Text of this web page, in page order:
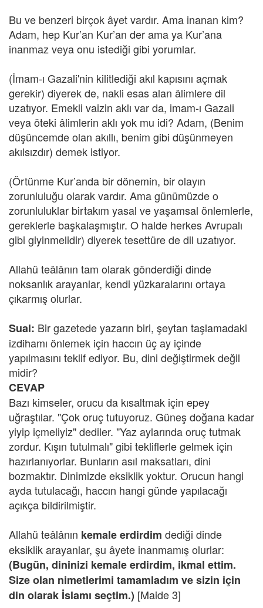
Bu ve benzeri birçok âyet vardır. Ama inanan kim?
Adam, hep Kur’an Kur’an der ama ya Kur’ana
inanmaz veya onu istediği gibi yorumlar.
(İmam-ı Gazali'nin kilitlediği akıl kapısını açmak
gerekir) diyerek de, nakli esas alan âlimlere dil
uzatıyor. Emekli vaizin aklı var da, imam-ı Gazali
veya öteki âlimlerin aklı yok mu idi? Adam, (Benim
düşüncemde olan akıllı, benim gibi düşünmeyen
akılsızdır) demek istiyor.
(Örtünme Kur’anda bir dönemin, bir olayın
zorunluluğu olarak vardır. Ama günümüzde o
zorunluluklar birtakım yasal ve yaşamsal önlemlerle,
gereklerle başkalaşmıştır. O halde herkes Avrupalı
gibi giyinmelidir) diyerek tesettüre de dil uzatıyor.
Allahü teâlânın tam olarak gönderdiği dinde
noksanlık arayanlar, kendi yüzkaralarını ortaya
çıkarmış olurlar.
Sual: Bir gazetede yazarın biri, şeytan taşlamadaki
izdihamı önlemek için haccın üç ay içinde
yapılmasını teklif ediyor. Bu, dini değiştirmek değil
midir?
CEVAP
Bazı kimseler, orucu da kısaltmak için epey
uğraştılar. "Çok oruç tutuyoruz. Güneş doğana kadar
yiyip içmeliyiz" dediler. "Yaz aylarında oruç tutmak
zordur. Kışın tutulmalı" gibi tekliflerle gelmek için
hazırlanıyorlar. Bunların asıl maksatları, dini
bozmaktır. Dinimizde eksiklik yoktur. Orucun hangi
ayda tutulacağı, haccın hangi günde yapılacağı
açıkça bildirilmiştir.
Allahü teâlânın kemale erdirdim dediği dinde
eksiklik arayanlar, şu âyete inanmamış olurlar:
(Bugün, dininizi kemale erdirdim, ikmal ettim.
Size olan nimetlerimi tamamladım ve sizin için
din olarak İslamı seçtim.) [Maide 3]